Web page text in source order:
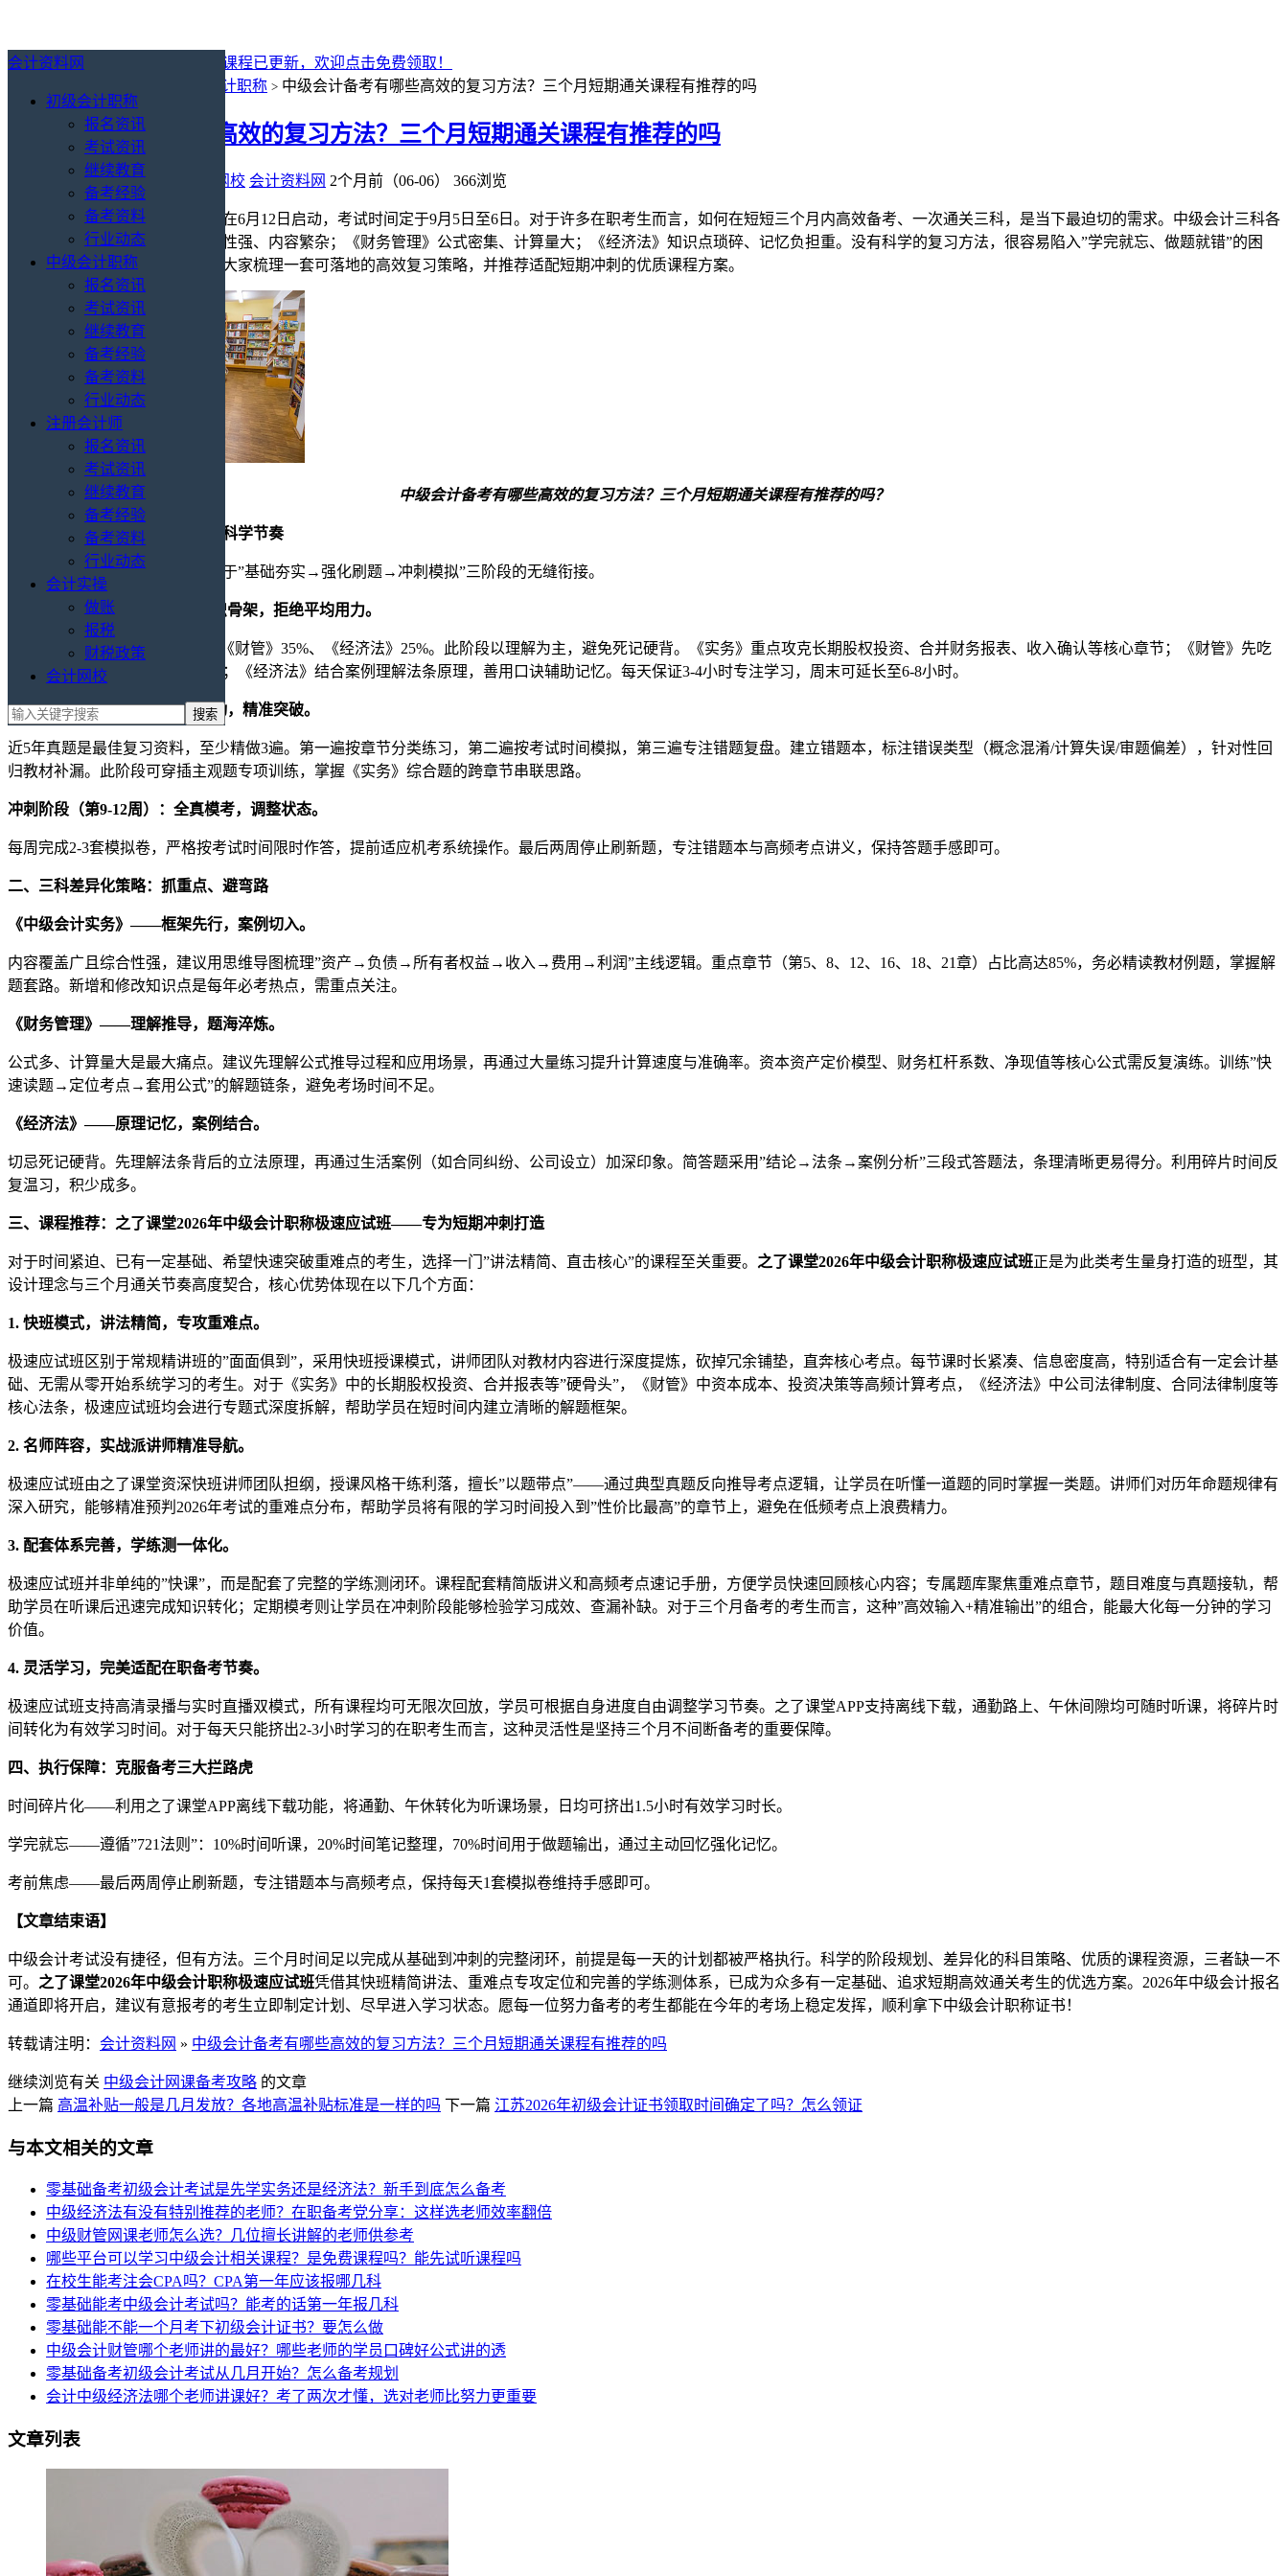
会计资料网
初级会计职称
报名资讯
考试资讯
继续教育
备考经验
备考资料
行业动态
中级会计职称
报名资讯
考试资讯
继续教育
备考经验
备考资料
行业动态
注册会计师
报名资讯
考试资讯
继续教育
备考经验
备考资料
行业动态
会计实操
做账
报税
财税政策
会计网校
最新消息：
2027年初级会计免费课程已更新，欢迎点击免费领取！
中级会计职称 > 中级会计备考有哪些高效的复习方法？三个月短期通关课程有推荐的吗
中级会计备考有哪些高效的复习方法？三个月短期通关课程有推荐的吗
中级会计职称/备考经验 会计网校 会计资料网 2个月前（06-06） 366浏览
2026年中级会计职称考试报名将在6月12日启动，考试时间定于9月5日至6日。对于许多在职考生而言，如何在短短三个月内高效备考、一次通关三科，是当下最迫切的需求。中级会计三科各
有侧重：《中级会计实务》综合性强、内容繁杂；《财务管理》公式密集、计算量大；《经济法》知识点琐碎、记忆负担重。没有科学的复习方法，很容易陷入”学完就忘、做题就错”的困
境。本文结合最新备考趋势，为大家梳理一套可落地的高效复习策略，并推荐适配短期冲刺的优质课程方案。
中级会计备考有哪些高效的复习方法？三个月短期通关课程有推荐的吗？
一、分阶段推进：三个月备考的科学节奏
三个月通关并非不可能，关键在于”基础夯实→强化刷题→冲刺模拟”三阶段的无缝衔接。
基础阶段（第1-4周）：搭建知识骨架，拒绝平均用力。
建议将《实务》分配40%时间、《财管》35%、《经济法》25%。此阶段以理解为主，避免死记硬背。《实务》重点攻克长期股权投资、合并财务报表、收入确认等核心章节；《财管》先吃
透公式推导逻辑，而非机械记忆；《经济法》结合案例理解法条原理，善用口诀辅助记忆。每天保证3-4小时专注学习，周末可延长至6-8小时。
强化阶段（第5-8周）：真题驱动，精准突破。
近5年真题是最佳复习资料，至少精做3遍。第一遍按章节分类练习，第二遍按考试时间模拟，第三遍专注错题复盘。建立错题本，标注错误类型（概念混淆/计算失误/审题偏差），针对性回
归教材补漏。此阶段可穿插主观题专项训练，掌握《实务》综合题的跨章节串联思路。
冲刺阶段（第9-12周）：全真模考，调整状态。
每周完成2-3套模拟卷，严格按考试时间限时作答，提前适应机考系统操作。最后两周停止刷新题，专注错题本与高频考点讲义，保持答题手感即可。
二、三科差异化策略：抓重点、避弯路
《中级会计实务》——框架先行，案例切入。
内容覆盖广且综合性强，建议用思维导图梳理”资产→负债→所有者权益→收入→费用→利润”主线逻辑。重点章节（第5、8、12、16、18、21章）占比高达85%，务必精读教材例题，掌握解
题套路。新增和修改知识点是每年必考热点，需重点关注。
《财务管理》——理解推导，题海淬炼。
公式多、计算量大是最大痛点。建议先理解公式推导过程和应用场景，再通过大量练习提升计算速度与准确率。资本资产定价模型、财务杠杆系数、净现值等核心公式需反复演练。训练”快
速读题→定位考点→套用公式”的解题链条，避免考场时间不足。
《经济法》——原理记忆，案例结合。
切忌死记硬背。先理解法条背后的立法原理，再通过生活案例（如合同纠纷、公司设立）加深印象。简答题采用”结论→法条→案例分析”三段式答题法，条理清晰更易得分。利用碎片时间反
复温习，积少成多。
三、课程推荐：之了课堂2026年中级会计职称极速应试班——专为短期冲刺打造
对于时间紧迫、已有一定基础、希望快速突破重难点的考生，选择一门”讲法精简、直击核心”的课程至关重要。 之了课堂2026年中级会计职称极速应试班正是为此类考生量身打造的班型，其
设计理念与三个月通关节奏高度契合，核心优势体现在以下几个方面：
1. 快班模式，讲法精简，专攻重难点。
极速应试班区别于常规精讲班的”面面俱到”，采用快班授课模式，讲师团队对教材内容进行深度提炼，砍掉冗余铺垫，直奔核心考点。每节课时长紧凑、信息密度高，特别适合有一定会计基
础、无需从零开始系统学习的考生。对于《实务》中的长期股权投资、合并报表等”硬骨头”，《财管》中资本成本、投资决策等高频计算考点，《经济法》中公司法律制度、合同法律制度等
核心法条，极速应试班均会进行专题式深度拆解，帮助学员在短时间内建立清晰的解题框架。
2. 名师阵容，实战派讲师精准导航。
极速应试班由之了课堂资深快班讲师团队担纲，授课风格干练利落，擅长”以题带点”——通过典型真题反向推导考点逻辑，让学员在听懂一道题的同时掌握一类题。讲师们对历年命题规律有
深入研究，能够精准预判2026年考试的重难点分布，帮助学员将有限的学习时间投入到”性价比最高”的章节上，避免在低频考点上浪费精力。
3. 配套体系完善，学练测一体化。
极速应试班并非单纯的”快课”，而是配套了完整的学练测闭环。课程配套精简版讲义和高频考点速记手册，方便学员快速回顾核心内容；专属题库聚焦重难点章节，题目难度与真题接轨，帮
助学员在听课后迅速完成知识转化；定期模考则让学员在冲刺阶段能够检验学习成效、查漏补缺。对于三个月备考的考生而言，这种”高效输入+精准输出”的组合，能最大化每一分钟的学习
价值。
4. 灵活学习，完美适配在职备考节奏。
极速应试班支持高清录播与实时直播双模式，所有课程均可无限次回放，学员可根据自身进度自由调整学习节奏。之了课堂APP支持离线下载，通勤路上、午休间隙均可随时听课，将碎片时
间转化为有效学习时间。对于每天只能挤出2-3小时学习的在职考生而言，这种灵活性是坚持三个月不间断备考的重要保障。
四、执行保障：克服备考三大拦路虎
时间碎片化——利用之了课堂APP离线下载功能，将通勤、午休转化为听课场景，日均可挤出1.5小时有效学习时长。
学完就忘——遵循”721法则”：10%时间听课，20%时间笔记整理，70%时间用于做题输出，通过主动回忆强化记忆。
考前焦虑——最后两周停止刷新题，专注错题本与高频考点，保持每天1套模拟卷维持手感即可。
【文章结束语】
中级会计考试没有捷径，但有方法。三个月时间足以完成从基础到冲刺的完整闭环，前提是每一天的计划都被严格执行。科学的阶段规划、差异化的科目策略、优质的课程资源，三者缺一不
可。 之了课堂2026年中级会计职称极速应试班凭借其快班精简讲法、重难点专攻定位和完善的学练测体系，已成为众多有一定基础、追求短期高效通关考生的优选方案。2026年中级会计报名
通道即将开启，建议有意报考的考生立即制定计划、尽早进入学习状态。愿每一位努力备考的考生都能在今年的考场上稳定发挥，顺利拿下中级会计职称证书！
转载请注明： 会计资料网 » 中级会计备考有哪些高效的复习方法？三个月短期通关课程有推荐的吗
继续浏览有关 中级会计网课备考攻略 的文章
上一篇 高温补贴一般是几月发放？各地高温补贴标准是一样的吗 下一篇 江苏2026年初级会计证书领取时间确定了吗？怎么领证
与本文相关的文章
零基础备考初级会计考试是先学实务还是经济法？新手到底怎么备考
中级经济法有没有特别推荐的老师？在职备考党分享：这样选老师效率翻倍
中级财管网课老师怎么选？几位擅长讲解的老师供参考
哪些平台可以学习中级会计相关课程？是免费课程吗？能先试听课程吗
在校生能考注会CPA吗？CPA第一年应该报哪几科
零基础能考中级会计考试吗？能考的话第一年报几科
零基础能不能一个月考下初级会计证书？要怎么做
中级会计财管哪个老师讲的最好？哪些老师的学员口碑好公式讲的透
零基础备考初级会计考试从几月开始？怎么备考规划
会计中级经济法哪个老师讲课好？考了两次才懂，选对老师比努力更重要
文章列表